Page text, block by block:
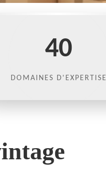
40
DOMAINES D'EXPERTISE